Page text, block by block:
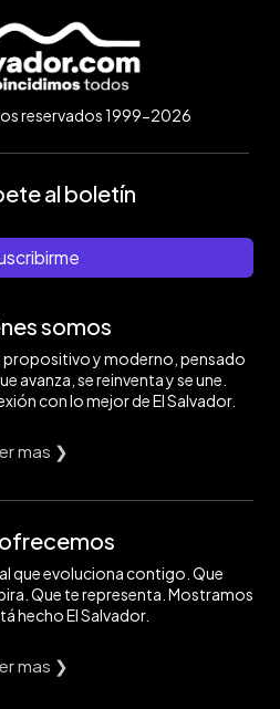
reservados 1999-2026
al boletín
somos
y moderno, pensado
avanza, se reinventa y se une.
con lo mejor de El Salvador.
mas ❯
que evoluciona contigo. Que
Que te representa. Mostramos
hecho El Salvador.
mas ❯